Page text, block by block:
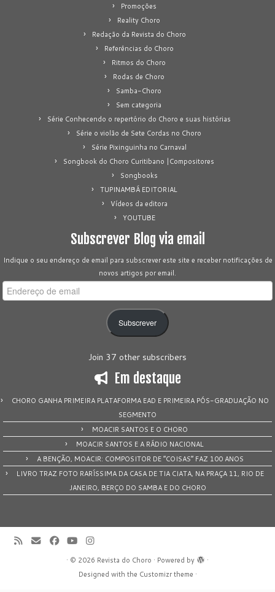
Promoções
Reality Choro
Redação da Revista do Choro
Referências do Choro
Ritmos do Choro
Rodas de Choro
Samba-Choro
Sem categoria
Série Conhecendo o repertório do Choro e suas histórias
Série o violão de Sete Cordas no Choro
Série Pixinguinha no Carnaval
Songbook do Choro Curitibano |Compositores
Songbooks
TUPINAMBÁ EDITORIAL
Vídeos da editora
YOUTUBE
Subscrever Blog via email
Indique o seu endereço de email para subscrever este site e receber notificações de
novos artigos por email.
Endereço
de
Subscrever
Join 37 other subscribers
Em destaque
CHORO GANHA PRIMEIRA PLATAFORMA EAD E PRIMEIRA PÓS-GRADUAÇÃO NO
SEGMENTO
MOACIR SANTOS E O CHORO
MOACIR SANTOS E A RÁDIO NACIONAL
A BENÇÃO, MOACIR: COMPOSITOR DE “COISAS” FAZ 100 ANOS
LIVRO TRAZ FOTO RARÍSSIMA DA CASA DE TIA CIATA, NA PRAÇA 11, RIO DE
JANEIRO, BERÇO DO SAMBA E DO CHORO
· © 2026 Revista do Choro · Powered by
·
Designed with the Customizr theme ·